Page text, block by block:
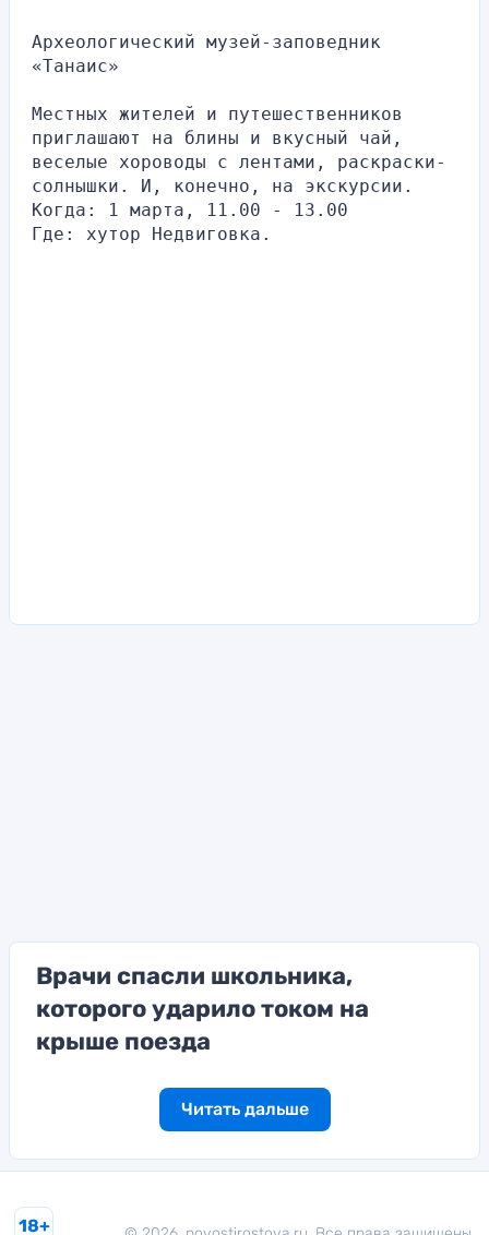
Археологический музей-заповедник
«Танаис»
Местных жителей и путешественников
приглашают на блины и вкусный чай,
веселые хороводы с лентами, раскраски-
солнышки. И, конечно, на экскурсии.
Когда: 1 марта, 11.00 - 13.00
Где: хутор Недвиговка.
Врачи спасли школьника,
которого ударило током на
крыше поезда
Читать дальше
18+